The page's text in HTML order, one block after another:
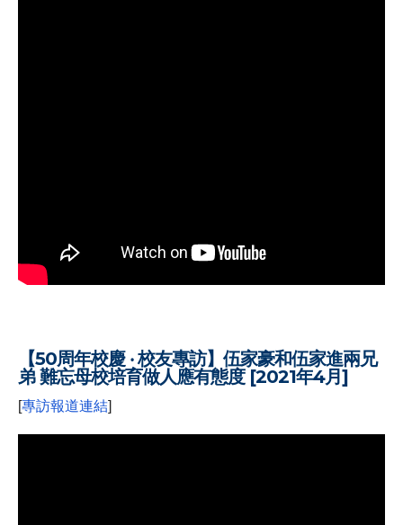
【50周年校慶 ‧ 校友專訪】伍家豪和伍家進兩兄
弟 難忘母校培育做人應有態度 [2021年4月]
[專訪報道連結]